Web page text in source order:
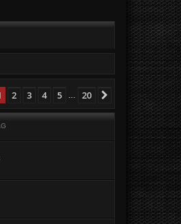
von20
2 3 4 5 20 Nächste